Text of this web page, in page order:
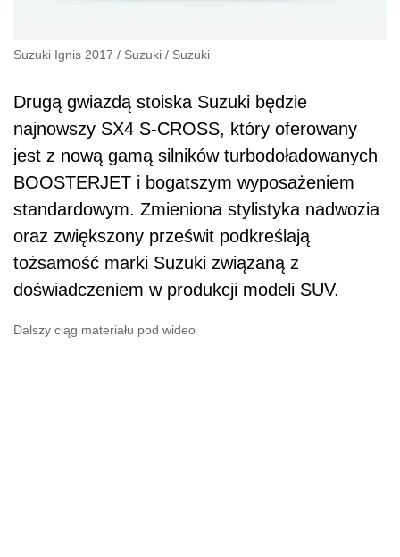
Suzuki Ignis 2017 / Suzuki / Suzuki
Drugą gwiazdą stoiska Suzuki będzie
najnowszy SX4 S-CROSS, który oferowany
jest z nową gamą silników turbodoładowanych
BOOSTERJET i bogatszym wyposażeniem
standardowym. Zmieniona stylistyka nadwozia
oraz zwiększony prześwit podkreślają
tożsamość marki Suzuki związaną z
doświadczeniem w produkcji modeli SUV.
Dalszy ciąg materiału pod wideo